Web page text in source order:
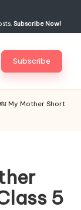
Subscribe Now!
Subscribe
My Mother Short
5